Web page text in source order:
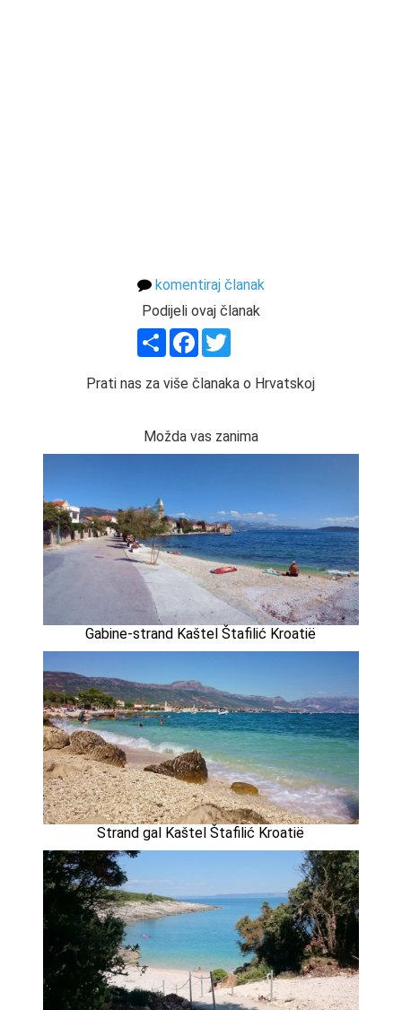
komentiraj članak
Podijeli ovaj članak
ShareFacebook
Prati nas za više članaka o Hrvatskoj
Možda vas zanima
Gabine-strand Kaštel Štafilić Kroatië
Strand gal Kaštel Štafilić Kroatië